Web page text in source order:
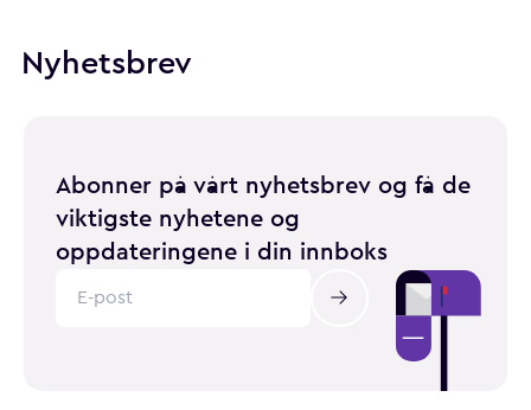
Nyhetsbrev
Abonner på vårt nyhetsbrev og få de
viktigste nyhetene og
oppdateringene i din innboks